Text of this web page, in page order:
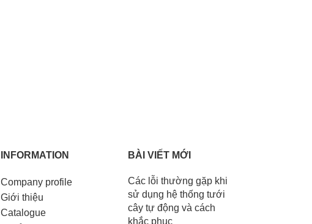
INFORMATION
Company profile
Giới thiệu
Catalogue
BÀI VIẾT MỚI
Các lỗi thường gặp khi
sử dụng hệ thống tưới
cây tự động và cách
khắc phục